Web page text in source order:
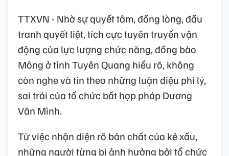
TTXVN - Nhờ sự quyết tâm, đồng lòng, đấu
tranh quyết liệt, tích cực tuyên truyền vận
động của lực lượng chức năng, đồng bào
Mông ở tỉnh Tuyên Quang hiểu rõ, không
còn nghe và tin theo những luận điệu phi lý,
sai trái của tổ chức bất hợp pháp Dương
Văn Mình.
Từ việc nhận diện rõ bản chất của kẻ xấu,
những người từng bị ảnh hưởng bởi tổ chức